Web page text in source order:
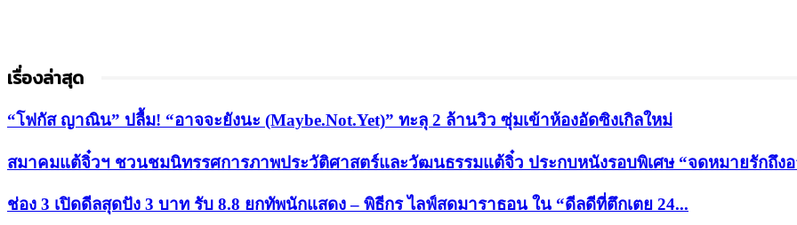
เรื่องล่าสุด
“โฟกัส ญาณิน” ปลื้ม! “อาจจะยังนะ (Maybe.Not.Yet)” ทะลุ 2 ล้านวิว ซุ่มเข้าห้องอัดซิงเกิลใหม่
สมาคมแต้จิ๋วฯ ชวนชมนิทรรศการภาพประวัติศาสตร์และวัฒนธรรมแต้จิ๋ว ประกบหนังรอบพิเศษ “จดหมายรักถึง
ช่อง 3 เปิดดีลสุดปัง 3 บาท รับ 8.8 ยกทัพนักแสดง – พิธีกร ไลฟ์สดมาราธอน ใน “ดีลดีที่ตึกเตย 24...